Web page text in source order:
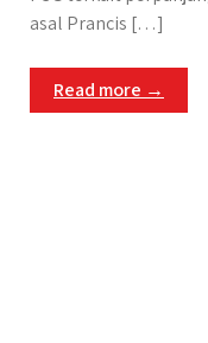
asal Prancis […]
Read more →